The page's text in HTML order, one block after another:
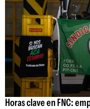
Horas clave en FNC: